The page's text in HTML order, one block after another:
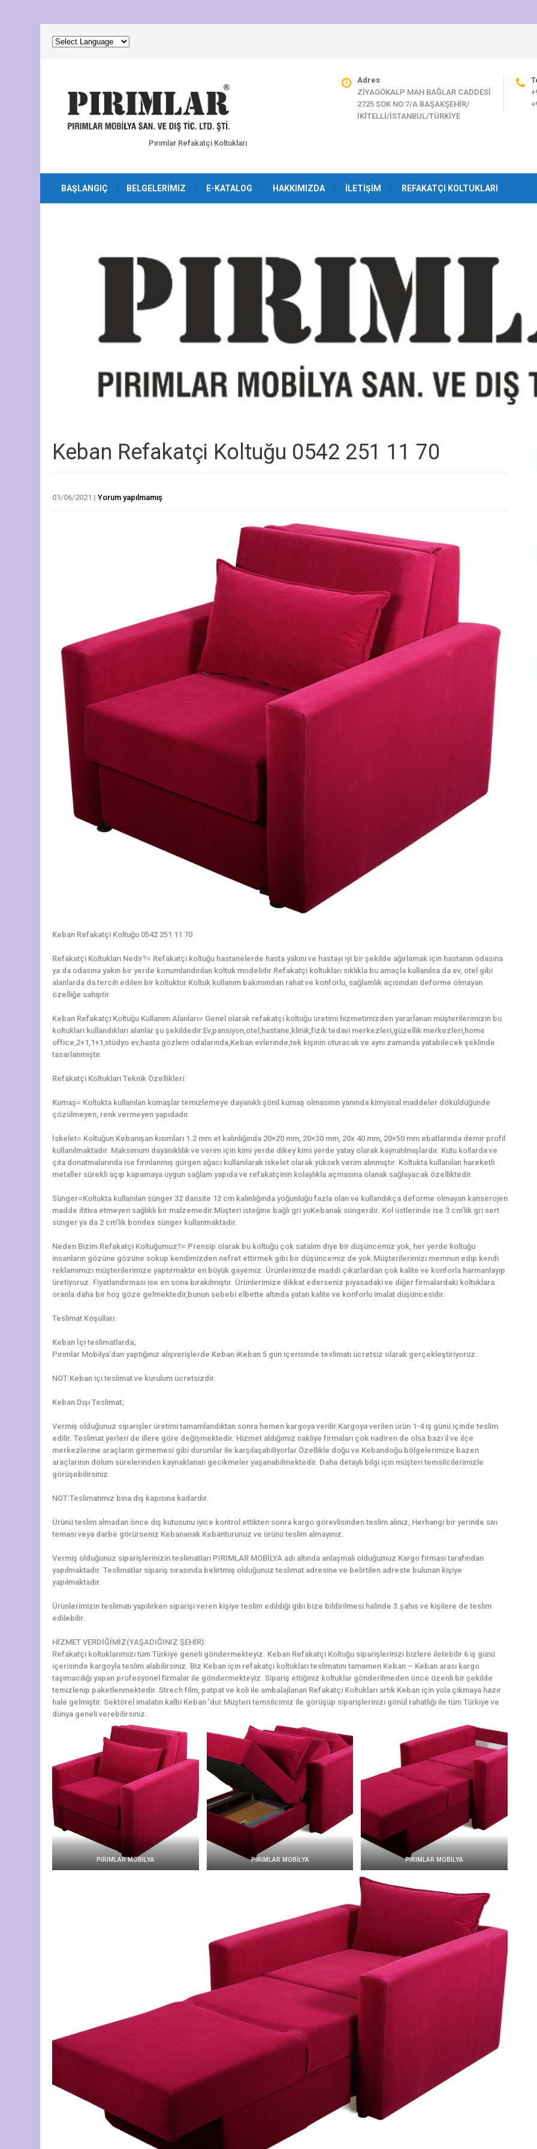
Pırımlar Refakatçi Koltukları
Adres
ZİYAGÖKALP MAH BAĞLAR CADDESİ
2725 SOK NO:7/A BAŞAKŞEHİR/
İKİTELLİ/İSTANBUL/TÜRKİYE
BAŞLANGIÇ BELGELERIMIZ E-KATALOG HAKKIMIZDA İLETIŞIM REFAKATÇI KOLTUKLARI
Keban Refakatçi Koltuğu 0542 251 11 70
01/06/2021 | Yorum yapılmamış
Keban Refakatçi Koltuğu 0542 251 11 70
Refakatçi Koltukları Nedir?= Refakatçi koltuğu hastanelerde hasta yakını ve hastayı iyi bir şekilde ağırlamak için hastanın odasına
ya da odasına yakın bir yerde konumlandırılan koltuk modelidir.Refakatçi koltukları sıklıkla bu amaçla kullanılsa da ev, otel gibi
alanlarda da tercih edilen bir koltuktur.Koltuk kullanım bakımından rahat ve konforlu, sağlamlık açısından deforme olmayan
özelliğe sahiptir.
Keban Refakatçi Koltuğu Kullanım Alanları= Genel olarak refakatçi koltuğu üretimi hizmetimizden yararlanan müşterilerimizin bu
koltukları kullandıkları alanlar şu şekildedir:Ev,pansiyon,otel,hastane,klinik,fizik tedavi merkezleri,güzellik merkezleri,home
office,2+1,1+1,stüdyo ev,hasta gözlem odalarında,Keban evlerinde,tek kişinin oturacak ve aynı zamanda yatabilecek şeklinde
tasarlanmıştır.
Refakatçi Koltukları Teknik Özellikleri:
Kumaş= Koltukta kullanılan kumaşlar temizlemeye dayanıklı şönil kumaş olmasının yanında kimyasal maddeler döküldüğünde
çözülmeyen, renk vermeyen yapıdadır.
İskelet= Koltuğun Kebanışan kısımları 1.2 mm et kalınlığında 20×20 mm, 20×30 mm, 20x 40 mm, 20×50 mm ebatlarında demir profil
kullanılmaktadır. Maksimum dayanıklılık ve verim için kimi yerde dikey kimi yerde yatay olarak kaynatılmışlardır. Kutu kollarda ve
çıta donatmalarında ise fırınlanmış gürgen ağacı kullanılarak iskelet olarak yüksek verim alınmıştır. Koltukta kullanılan hareketli
metaller sürekli açıp kapamaya uygun sağlam yapıda ve refakatçinin kolaylıkla açmasına olanak sağlayacak özelliktedir.
Sünger=Koltukta kullanılan sünger 32 dansite 12 cm kalınlığında yoğunluğu fazla olan ve kullandıkça deforme olmayan kanserojen
madde ihtiva etmeyen sağlıklı bir malzemedir.Müşteri isteğine bağlı gri yuKebanak süngerdir. Kol üstlerinde ise 3 cm’lik gri sert
sünger ya da 2 cm’lik bondex sünger kullanmaktadır.
Neden Bizim Refakatçi Koltuğumuz?= Prensip olarak bu koltuğu çok satalım diye bir düşüncemiz yok, her yerde koltuğu
insanların gözüne gözüne sokup kendimizden nefret ettirmek gibi bir düşüncemiz de yok.Müşterilerimizi memnun edip kendi
reklamımızı müşterilerimize yaptırmaktır en büyük gayemiz. Ürünlerimizde maddi çıkarlardan çok kalite ve konforla harmanlayıp
üretiyoruz. Fiyatlandırması ise en sona bırakılmıştır. Ürünlerimize dikkat ederseniz piyasadaki ve diğer firmalardaki koltuklara
oranla daha bir hoş göze gelmektedir,bunun sebebi elbette altında yatan kalite ve konforlu imalat düşüncesidir.
Teslimat Koşulları:
Keban İçi teslimatlarda;
Pırımlar Mobilya‘dan yaptığınız alışverişlerde Keban iKeban 5 gün içerisinde teslimatı ücretsiz olarak gerçekleştiriyoruz.
NOT:Keban içi teslimat ve kurulum ücretsizdir.
Keban Dışı Teslimat;
Vermiş olduğunuz siparişler üretimi tamamlandıktan sonra hemen kargoya verilir.Kargoya verilen ürün 1-4 iş günü içinde teslim
edilir. Teslimat yerleri de illere göre değişmektedir. Hizmet aldığımız nakliye firmaları çok nadiren de olsa bazı il ve ilçe
merkezlerine araçların girmemesi gibi durumlar ile karşılaşabiliyorlar.Özellikle doğu ve Kebandoğu bölgelerimize bazen
araçlarının dolum sürelerinden kaynaklanan gecikmeler yaşanabilmektedir. Daha detaylı bilgi için müşteri temsilcilerimizle
görüşebilirsiniz.
NOT:Teslimatımız bina dış kapısına kadardır.
Ürünü teslim almadan önce dış kutusunu iyice kontrol ettikten sonra kargo görevlisinden teslim alınız, Herhangi bir yerinde sıvı
teması veya darbe görürseniz Kebananak Kebanturunuz ve ürünü teslim almayınız.
Vermiş olduğunuz siparişlerinizin teslimatları PIRIMLAR MOBİLYA adı altında anlaşmalı olduğumuz Kargo firması tarafından
yapılmaktadır. Teslimatlar sipariş sırasında belirtmiş olduğunuz teslimat adresine ve belirtilen adreste bulunan kişiye
yapılmaktadır.
Ürünlerimizin teslimatı yapılırken siparişi veren kişiye teslim edildiği gibi bize bildirilmesi halinde 3.şahıs ve kişilere de teslim
edilebilir.
HİZMET VERDİĞİMİZ(YAŞADIĞINIZ ŞEHİR):
Refakatçi koltuklarımızı tüm Türkiye geneli göndermekteyiz. Keban Refakatçi Koltuğu siparişlerinizi bizlere iletebilir 6 iş günü
içerisinde kargoyla teslim alabilirsiniz. Biz Keban için refakatçi koltukları teslimatını tamamen Keban – Keban arası kargo
taşımacılığı yapan profesyonel firmalar ile göndermekteyiz. Sipariş ettiğiniz koltuklar gönderilmeden önce özenli bir şekilde
temizlenip paketlenmektedir. Strech film, patpat ve koli ile ambalajlanan Refakatçi Koltukları artık Keban için yola çıkmaya hazır
hale gelmiştir. Sektörel imalatın kalbi Keban ’dur.Müşteri temsilcimiz ile görüşüp siparişlerinizi gönül rahatlığı ile tüm Türkiye ve
dünya geneli verebilirsiniz.
PIRIMLAR MOBİLYA PIRIMLAR MOBİLYA PIRIMLAR MOBİLYA